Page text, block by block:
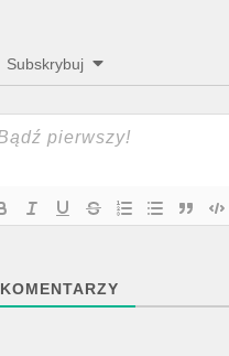
Subskrybuj
KOMENTARZY